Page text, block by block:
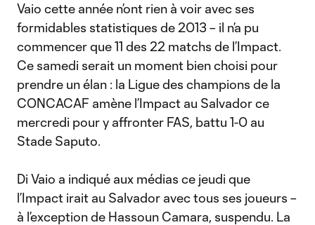
Vaio cette année n’ont rien à voir avec ses
formidables statistiques de 2013 – il n’a pu
commencer que 11 des 22 matchs de l’Impact.
Ce samedi serait un moment bien choisi pour
prendre un élan : la Ligue des champions de la
CONCACAF amène l’Impact au Salvador ce
mercredi pour y affronter FAS, battu 1-0 au
Stade Saputo.
Di Vaio a indiqué aux médias ce jeudi que
l’Impact irait au Salvador avec tous ses joueurs –
à l’exception de Hassoun Camara, suspendu. La